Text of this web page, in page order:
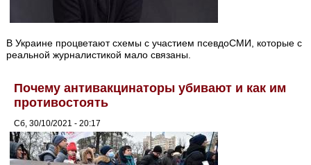
В Украине процветают схемы с участием псевдоСМИ, которые с
реальной журналистикой мало связаны.
Почему антивакцинаторы убивают и как им
противостоять
Сб, 30/10/2021 - 20:17